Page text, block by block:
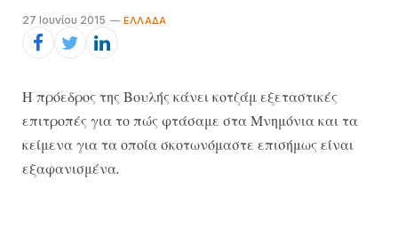
27 Ιουνίου 2015 ΕΛΛΆΔΑ
Η πρόεδρος της Βουλής κάνει κοτζάμ εξεταστικές
επιτροπές για το πώς φτάσαμε στα Μνημόνια και τα
κείμενα για τα οποία σκοτωνόμαστε επισήμως είναι
εξαφανισμένα.